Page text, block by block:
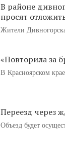
В районе
просят
Жители
«Повторила за
В Красноярском
Переезд через
Объезд будет